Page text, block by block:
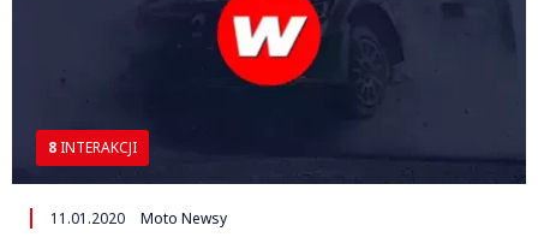
8 INTERAKCJI
11.01.2020 Moto Newsy